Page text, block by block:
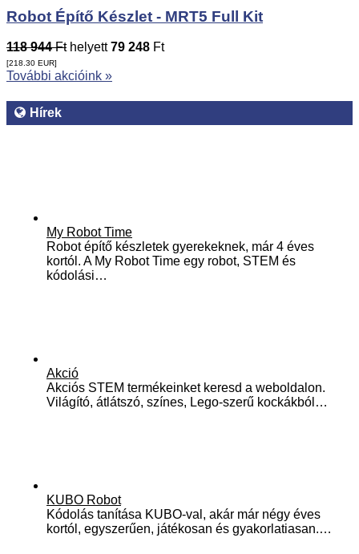
Robot Építő Készlet - MRT5 Full Kit
118 944 Fthelyett79 248 Ft
[218.30 EUR]
További akcióink »
Hírek
My Robot Time
Robot építő készletek gyerekeknek, már 4 éves
kortól. A My Robot Time egy robot, STEM és
kódolási…
Akció
Akciós STEM termékeinket keresd a weboldalon.
Világító, átlátszó, színes, Lego-szerű kockákból…
KUBO Robot
Kódolás tanítása KUBO-val, akár már négy éves
kortól, egyszerűen, játékosan és gyakorlatiasan.…